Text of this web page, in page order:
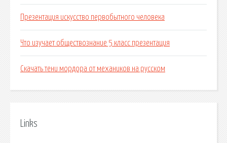
Презентация искусство первобытного человека
Что изучает обществознание 5 класс презентация
Скачать тени мордора от механиков на русском
Links